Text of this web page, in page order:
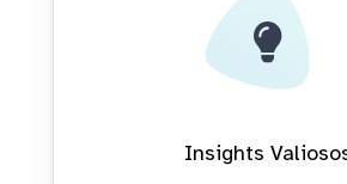
Insights